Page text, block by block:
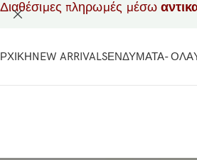
NEW ARRIVALSΕΝΔΥΜΑΤΑ- ΟΛΑ
Διαθέσιμες πληρωμές μέσω